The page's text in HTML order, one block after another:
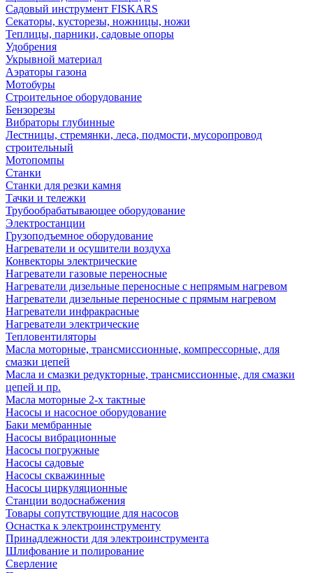
Садовый инструмент FISKARS
Секаторы, кусторезы, ножницы, ножи
Теплицы, парники, садовые опоры
Удобрения
Укрывной материал
Аэраторы газона
Мотобуры
Строительное оборудование
Бензорезы
Вибраторы глубинные
Лестницы, стремянки, леса, подмости, мусоропровод
строительный
Мотопомпы
Станки
Станки для резки камня
Тачки и тележки
Трубообрабатывающее оборудование
Электростанции
Грузоподъемное оборудование
Нагреватели и осушители воздуха
Конвекторы электрические
Нагреватели газовые переносные
Нагреватели дизельные переносные с непрямым нагревом
Нагреватели дизельные переносные с прямым нагревом
Нагреватели инфракрасные
Нагреватели электрические
Тепловентиляторы
Масла моторные, трансмиссионные, компрессорные, для
смазки цепей
Масла и смазки редукторные, трансмиссионные, для смазки
цепей и пр.
Масла моторные 2-х тактные
Насосы и насосное оборудование
Баки мембранные
Насосы вибрационные
Насосы погружные
Насосы садовые
Насосы скважинные
Насосы циркуляционные
Станции водоснабжения
Товары сопутствующие для насосов
Оснастка к электроинструменту
Принадлежности для электроинструмента
Шлифование и полирование
Сверление